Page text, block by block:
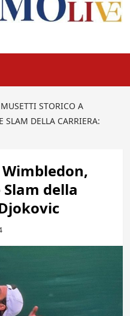
MUSETTI STORICO A
DELLA CARRIERA:
della